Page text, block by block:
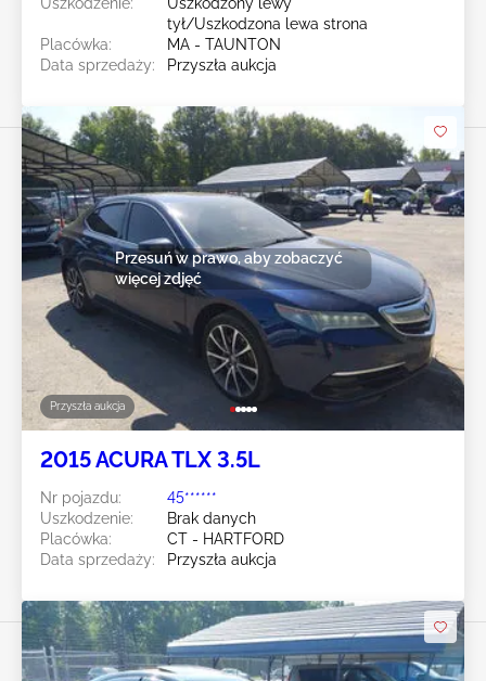
tył/Uszkodzona lewa strona
Placówka:
MA - TAUNTON
Data sprzedaży:
Przyszła aukcja
Przyszła aukcja
Przesuń w prawo, aby zobaczyć
więcej zdjęć
2015 ACURA TLX 3.5L
Nr pojazdu:
45******
Uszkodzenie:
Brak danych
Placówka:
CT - HARTFORD
Data sprzedaży:
Przyszła aukcja